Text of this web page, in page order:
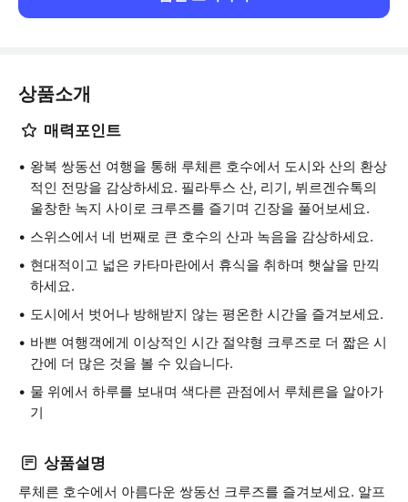
상품소개
매력포인트
왕복 쌍동선 여행을 통해 루체른 호수에서 도시와 산의 환상
적인 전망을 감상하세요. 필라투스 산, 리기, 뷔르겐슈톡의
울창한 녹지 사이로 크루즈를 즐기며 긴장을 풀어보세요.
스위스에서 네 번째로 큰 호수의 산과 녹음을 감상하세요.
현대적이고 넓은 카타마란에서 휴식을 취하며 햇살을 만끽
하세요.
도시에서 벗어나 방해받지 않는 평온한 시간을 즐겨보세요.
바쁜 여행객에게 이상적인 시간 절약형 크루즈로 더 짧은 시
간에 더 많은 것을 볼 수 있습니다.
물 위에서 하루를 보내며 색다른 관점에서 루체른을 알아가
기
상품설명
루체른 호수에서 아름다운 쌍동선 크루즈를 즐겨보세요. 알프